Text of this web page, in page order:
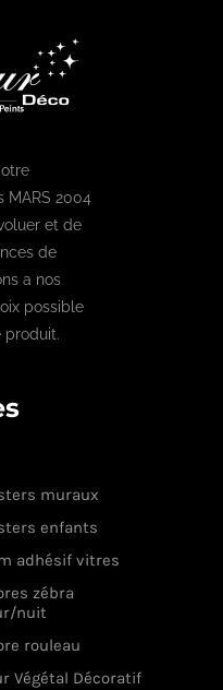
MARS 2004
et de
de
a nos
possible
produit.
muraux
enfants
adhésif vitres
zébra
nuit
rouleau
Végétal Décoratif